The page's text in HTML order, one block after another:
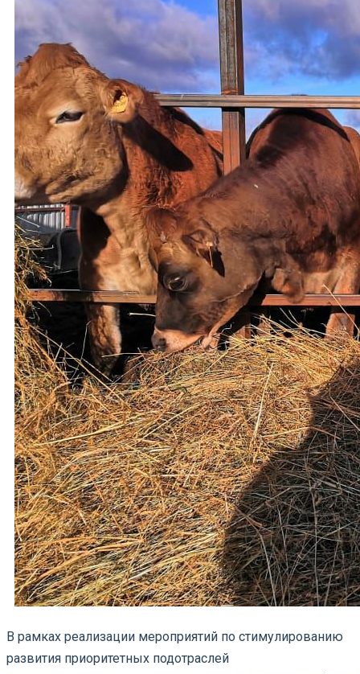
В рамках реализации мероприятий по стимулированию
развития приоритетных подотраслей